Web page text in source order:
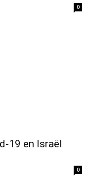
0
19 en Israël
0